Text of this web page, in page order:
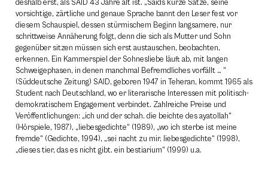
deshalb erst, als SAID 43 Jahre alt ist. „Saids kurze Sätze, seine
vorsichtige, zärtliche und genaue Sprache bannt den Leser fest vor
diesem Schauspiel, dessen stürmischem Beginn langsamere, nur
schrittweise Annäherung folgt, denn die sich als Mutter und Sohn
gegenüber sitzen müssen sich erst austauschen, beobachten,
erkennen. Ein Kammerspiel der Sohnesliebe läuft ab, mit langen
Schweigephasen, in denen manchmal Befremdliches vorfällt … “
(Süddeutsche Zeitung) SAID, geboren 1947 in Teheran, kommt 1965 als
Student nach Deutschland, wo er literarische Interessen mit politisch-
demokratischem Engagement verbindet. Zahlreiche Preise und
Veröffentlichungen: „ich und der schah. die beichte des ayatollah“
(Hörspiele, 1987), „liebesgedichte“ (1989), „wo ich sterbe ist meine
fremde“ (Gedichte, 1994), „sei nacht zu mir. liebesgedichte“ (1998),
„dieses tier, das es nicht gibt. ein bestiarium“ (1999) u.a.